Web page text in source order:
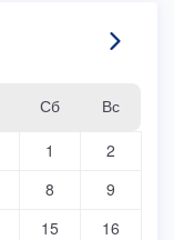
Сб
Вс
1
2
8
9
15
16